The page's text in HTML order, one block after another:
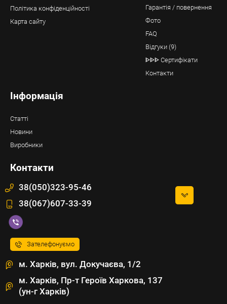
Політика конфіденційності
Карта сайту
Гарантія / повернення
Фото
FAQ
Відгуки (9)
ᐈᐈᐈ Сертифікати
Контакти
Інформація
Статті
Новини
Виробники
Контакти
38(050)323-95-46
38(067)607-33-39
Зателефонуємо
м. Харків, вул. Докучаєва, 1/2
м. Харків, Пр-т Героїв Харкова, 137
(ун-г Харків)